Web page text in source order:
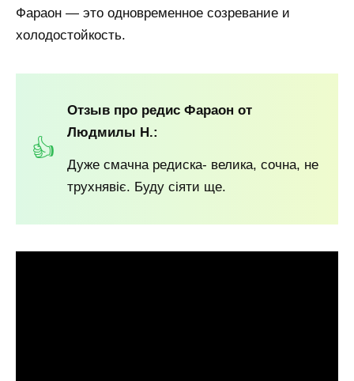
Фараон — это одновременное созревание и
холодостойкость.
Отзыв про редис Фараон от
Людмилы Н.:
Дуже смачна редиска- велика, сочна, не
трухнявіє. Буду сіяти ще.